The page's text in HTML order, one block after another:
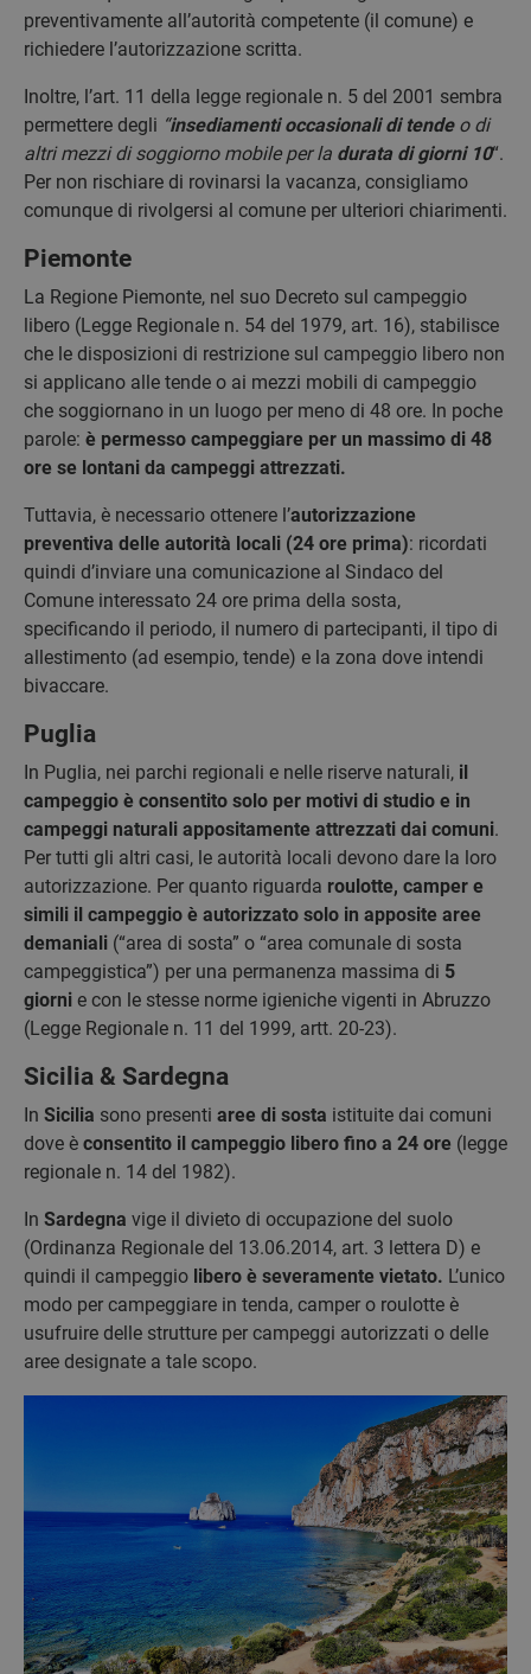
preventivamente all’autorità competente (il comune) e
richiedere l’autorizzazione scritta.
Inoltre, l’art. 11 della legge regionale n. 5 del 2001 sembra
permettere degli “insediamenti occasionali di tendeo di
altri mezzi di soggiorno mobile per la durata di giorni 10“.
Per non rischiare di rovinarsi la vacanza, consigliamo
comunque di rivolgersi al comune per ulteriori chiarimenti.
Piemonte
La Regione Piemonte, nel suo Decreto sul campeggio
libero (Legge Regionale n. 54 del 1979, art. 16), stabilisce
che le disposizioni di restrizione sul campeggio libero non
si applicano alle tende o ai mezzi mobili di campeggio
che soggiornano in un luogo per meno di 48 ore. In poche
parole: è permesso campeggiare per un massimo di 48
ore se lontani da campeggi attrezzati.
Tuttavia, è necessario ottenere l’autorizzazione
preventiva delle autorità locali (24 ore prima): ricordati
quindi d’inviare una comunicazione al Sindaco del
Comune interessato 24 ore prima della sosta,
specificando il periodo, il numero di partecipanti, il tipo di
allestimento (ad esempio, tende) e la zona dove intendi
bivaccare.
Puglia
In Puglia, nei parchi regionali e nelle riserve naturali, il
campeggio è consentito solo per motivi di studio e in
campeggi naturali appositamente attrezzati dai comuni.
Per tutti gli altri casi, le autorità locali devono dare la loro
autorizzazione. Per quanto riguarda roulotte, camper e
simili il campeggio è autorizzato solo in apposite aree
demaniali (“area di sosta” o “area comunale di sosta
campeggistica”) per una permanenza massima di 5
giorni e con le stesse norme igieniche vigenti in Abruzzo
(Legge Regionale n. 11 del 1999, artt. 20-23).
Sicilia & Sardegna
In Sicilia sono presenti aree di sosta istituite dai comuni
dove è consentito il campeggio libero fino a 24 ore (legge
regionale n. 14 del 1982).
In Sardegna vige il divieto di occupazione del suolo
(Ordinanza Regionale del 13.06.2014, art. 3 lettera D) e
quindi il campeggio libero è severamente vietato. L’unico
modo per campeggiare in tenda, camper o roulotte è
usufruire delle strutture per campeggi autorizzati o delle
aree designate a tale scopo.